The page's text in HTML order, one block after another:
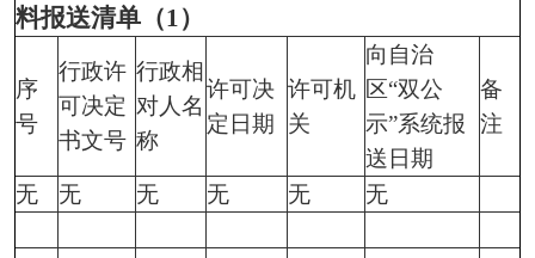
料报送清单（1）
序
号
行政许
可决定
书文号
行政相
对人名
称
许可决
定日期
许可机
关
向自治
区“双公
示”系统报
送日期
备
注
无 无 无 无 无 无